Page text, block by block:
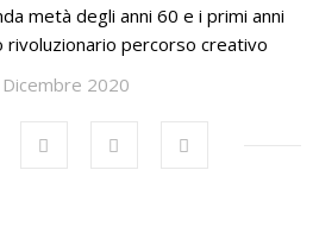
metà degli anni 60 e i primi anni
rivoluzionario percorso creativo
2020